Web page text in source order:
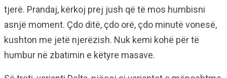
tjerë. Prandaj, kërkoj prej jush që të mos humbisni
asnjë moment. Çdo ditë, çdo orë, çdo minutë vonesë,
kushton me jetë njerëzish. Nuk kemi kohë për të
humbur në zbatimin e këtyre masave.